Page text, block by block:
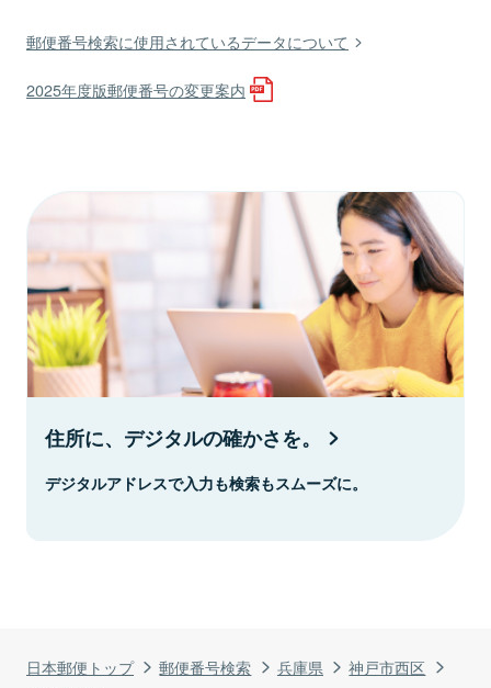
日本郵便トップ 郵便番号検索 兵庫県
神戸市西区
郵便番号検索に使用されているデータについて
2025年度版郵便番号の変更案内
住所に、デジタルの確かさを。
デジタルアドレスで入力も検索もスムーズに。